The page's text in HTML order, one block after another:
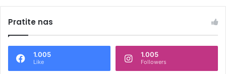
Pratite nas
1.005
Like
1.005
Followers